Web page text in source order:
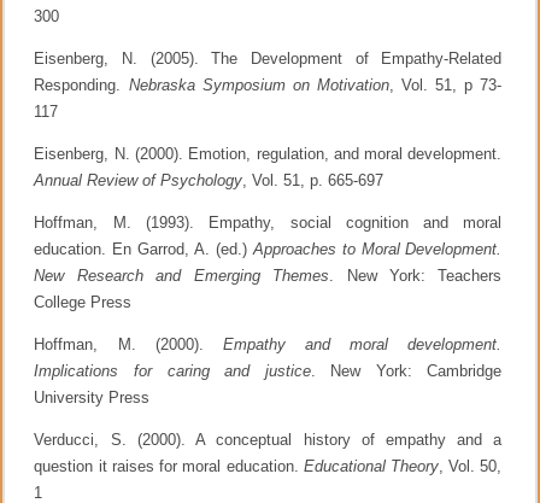
300
Eisenberg, N. (2005). The Development of Empathy-Related
Responding. Nebraska Symposium on Motivation, Vol. 51, p 73-
117
Eisenberg, N. (2000). Emotion, regulation, and moral development.
Annual Review of Psychology , Vol. 51, p. 665-697
Hoffman, M. (1993). Empathy, social cognition and moral
education. En Garrod, A. (ed.) Approaches to Moral Development.
New Research and Emerging Themes . New York: Teachers
College Press
Hoffman, M. (2000). Empathy and moral development.
Implications for caring and justice. New York: Cambridge
University Press
Verducci, S. (2000). A conceptual history of empathy and a
question it raises for moral education. Educational Theory, Vol. 50,
1